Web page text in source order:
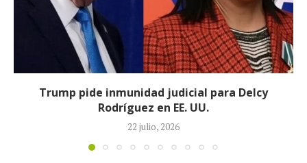
Johan Sebastián Durán, el colombiano que murió
durante operativo de ICE en...
14 julio, 2026